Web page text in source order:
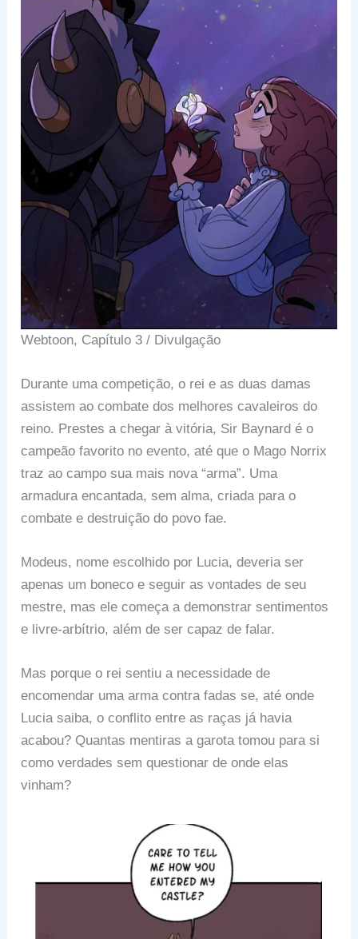
Webtoon, Capítulo 3 / Divulgação
Durante uma competição, o rei e as duas damas
assistem ao combate dos melhores cavaleiros do
reino. Prestes a chegar à vitória, Sir Baynard é o
campeão favorito no evento, até que o Mago Norrix
traz ao campo sua mais nova “arma”. Uma
armadura encantada, sem alma, criada para o
combate e destruição do povo fae.
Modeus, nome escolhido por Lucia, deveria ser
apenas um boneco e seguir as vontades de seu
mestre, mas ele começa a demonstrar sentimentos
e livre-arbítrio, além de ser capaz de falar.
Mas porque o rei sentiu a necessidade de
encomendar uma arma contra fadas se, até onde
Lucia saiba, o conflito entre as raças já havia
acabou? Quantas mentiras a garota tomou para si
como verdades sem questionar de onde elas
vinham?